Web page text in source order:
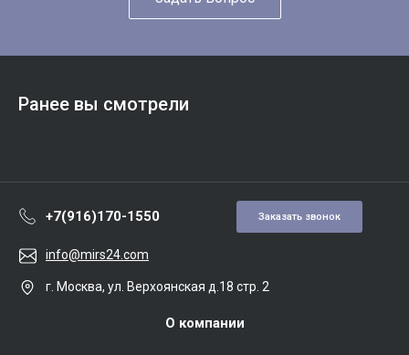
Ранее вы смотрели
+7(916)170-1550 Заказать звонок
info@mirs24.com
г. Москва, ул. Верхоянская д.18 стр. 2
О компании